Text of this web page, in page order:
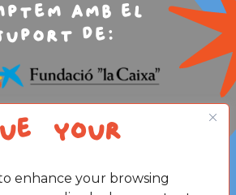
your
enhance your browsing
amb el
de:
Avís legal